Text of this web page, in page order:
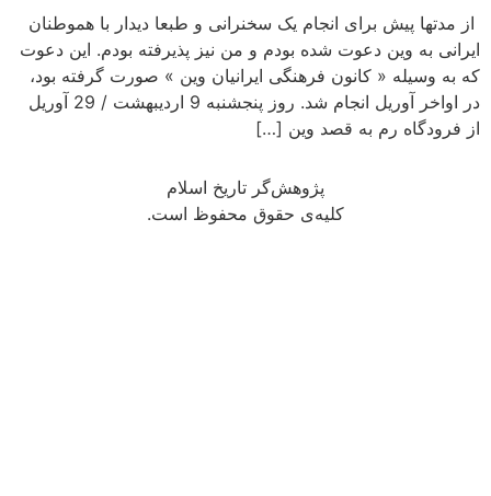
از مدتها پیش برای انجام یک سخنرانی و طبعا دیدار با هموطنان
ایرانی به وین دعوت شده بودم و من نیز پذیرفته بودم. این دعوت
که به وسیله « کانون فرهنگی ایرانیان وین » صورت گرفته بود،
در اواخر آوریل انجام شد. روز پنجشنبه 9 اردیبهشت / 29 آوریل
از فرودگاه رم به قصد وین […]
پژوهش‌گر تاریخ اسلام
کلیه‌ی حقوق محفوظ است.